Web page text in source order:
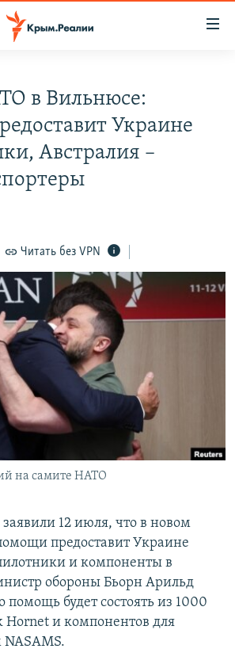
КРЫМА
в Вильнюсе:
Украине
Австралия –
Читать без VPN
на самите НАТО
12 июля, что в новом
предоставит Украине
и компоненты в
обороны Бьорн Арильд
помощь будет состоять из 1000
Hornet и компонентов для